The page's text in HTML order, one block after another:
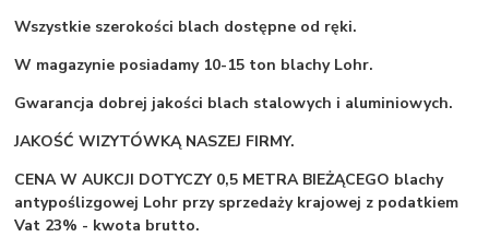
Wszystkie szerokości blach dostępne od ręki.
W magazynie posiadamy 10-15 ton blachy Lohr.
Gwarancja dobrej jakości blach stalowych i aluminiowych.
JAKOŚĆ WIZYTÓWKĄ NASZEJ FIRMY.
CENA W AUKCJI DOTYCZY 0,5 METRA BIEŻĄCEGO blachy
antypoślizgowej Lohr przy sprzedaży krajowej z podatkiem
Vat 23% - kwota brutto.